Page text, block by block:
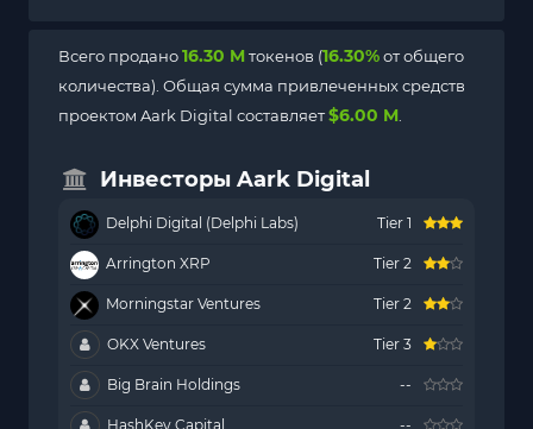
Всего продано16.30 Mтокенов (16.30%от общего
количества). Общая сумма привлеченных средств
проектом Aark Digital составляет$6.00 M
Инвесторы Aark Digital
Delphi Digital (Delphi Labs) Tier 1
Arrington XRP Tier 2
Morningstar Ventures Tier 2
OKX Ventures Tier 3
Big Brain Holdings --
HashKey Capital --